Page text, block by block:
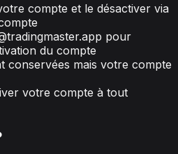
compte et le désactiver via
pour
du compte
conservées mais votre compte
votre compte à tout